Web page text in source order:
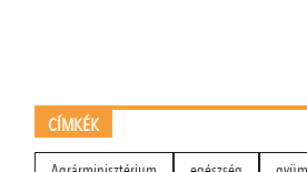
CÍMKÉK